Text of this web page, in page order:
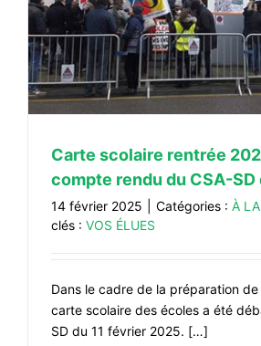
Carte scolaire rentrée
compte rendu du CSA-SD
14 février 2025 Catégories : À
clés : VOS ÉLUES
Dans le cadre de la préparation
carte scolaire des écoles a été
SD du 11 février 2025. […]